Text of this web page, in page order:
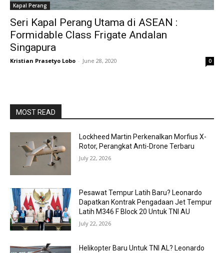
Kapal Perang
Seri Kapal Perang Utama di ASEAN :
Formidable Class Frigate Andalan
Singapura
Kristian Prasetyo Lobo - June 28, 2020 0
MOST READ
Lockheed Martin Perkenalkan Morfius X-
Rotor, Perangkat Anti-Drone Terbaru
July 22, 2026
Pesawat Tempur Latih Baru? Leonardo
Dapatkan Kontrak Pengadaan Jet Tempur
Latih M346 F Block 20 Untuk TNI AU
July 22, 2026
Helikopter Baru Untuk TNI AL? Leonardo